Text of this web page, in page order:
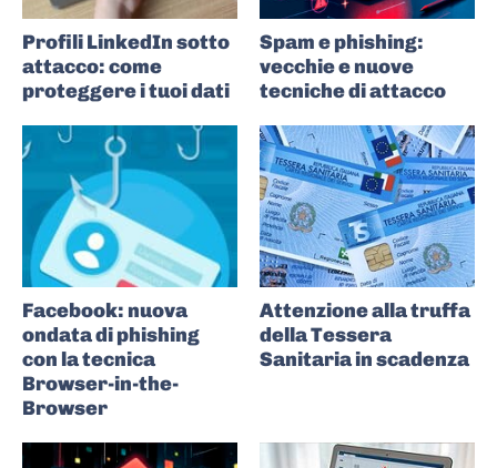
Profili LinkedIn sotto
attacco: come
proteggere i tuoi dati
Spam e phishing:
vecchie e nuove
tecniche di attacco
Facebook: nuova
ondata di phishing
con la tecnica
Browser-in-the-
Browser
Attenzione alla truffa
della Tessera
Sanitaria in scadenza